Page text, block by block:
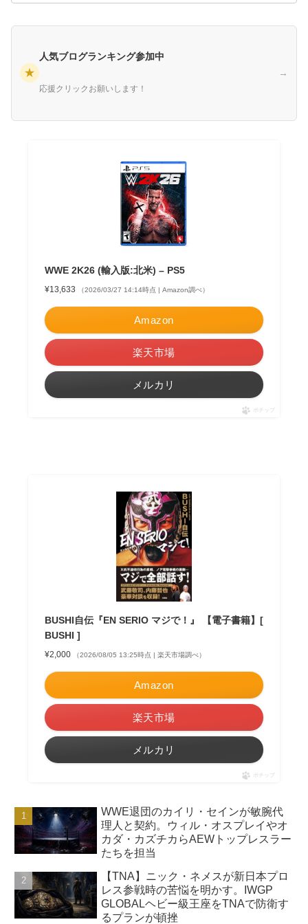
★
人気ブログランキング参加中
応援クリックお願いします！
→
WWE 2K26 (輸入版:北米) – PS5
¥13,633 （2026/03/27 14:14時点 | Amazon調べ）
Amazon
楽天市場
メルカリ
ポチップ
BUSHI自伝『EN SERIO マジで！』 【電子書籍】[
BUSHI ]
¥2,000 （2026/08/05 13:25時点 | 楽天市場調べ）
Amazon
楽天市場
メルカリ
ポチップ
WWE退団のカイリ・セインが敏腕代
理人と契約。ウィル・オスプレイやオ
カダ・カズチカらAEWトップレスラー
たちを担当
【TNA】ニック・ネメスが新日本プロ
レス参戦時の苦悩を明かす。IWGP
GLOBALヘビー級王座をTNAで防衛す
るプランが頓挫